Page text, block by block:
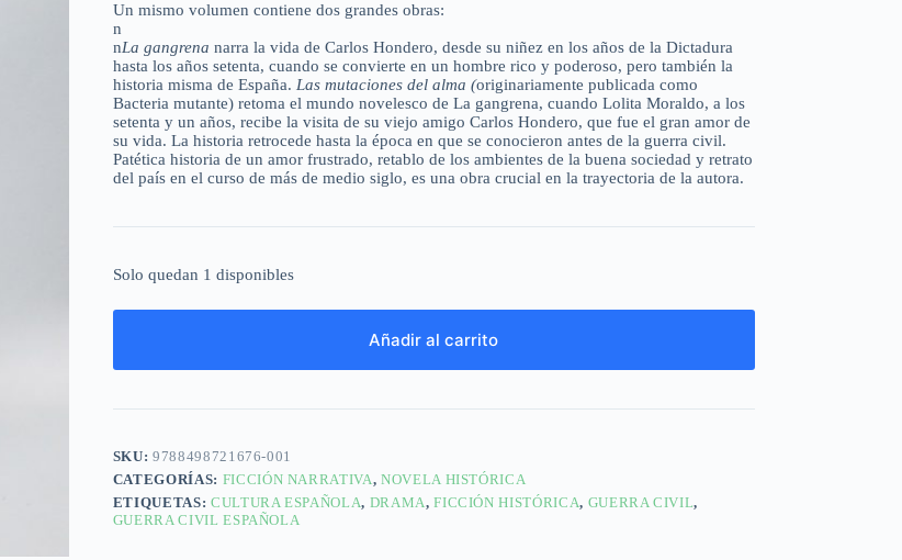
Un mismo volumen contiene dos grandes obras:
n
nLa gangrena narra la vida de Carlos Hondero, desde su niñez en los años de la Dictadura
hasta los años setenta, cuando se convierte en un hombre rico y poderoso, pero también la
historia misma de España. Las mutaciones del alma (originariamente publicada como
Bacteria mutante) retoma el mundo novelesco de La gangrena, cuando Lolita Moraldo, a los
setenta y un años, recibe la visita de su viejo amigo Carlos Hondero, que fue el gran amor de
su vida. La historia retrocede hasta la época en que se conocieron antes de la guerra civil.
Patética historia de un amor frustrado, retablo de los ambientes de la buena sociedad y retrato
del país en el curso de más de medio siglo, es una obra crucial en la trayectoria de la autora.
Solo quedan 1 disponibles
Añadir al carrito
SKU:9788498721676-001
CATEGORÍAS: FICCIÓN NARRATIVA, NOVELA HISTÓRICA
ETIQUETAS: CULTURA ESPAÑOLA, DRAMA,FICCIÓN HISTÓRICA, GUERRA CIVIL,
GUERRA CIVIL ESPAÑOLA